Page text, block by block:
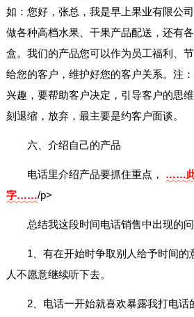
如：您好，张总，我是早上果业有限公
做各种高档水果、干果产品配送，还有
盒。我们的产品您可以作为员工福利、
给您的客户，维护好您的客户关系。注
兴趣，要帮助客户决定，引导客户的思
刻退缩，放弃，最主要是约客户面谈。
六、介绍自己的产品
电话里介绍产品要抓住重点， ……此
字……/p>
总结我这段时间电话销售中出现的
1、有在开始时争取别人给予时间的
人不愿意继续听下去。
2、电话一开始就喜欢暴露我打电